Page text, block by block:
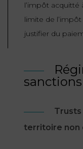
l’impôt acquitté
limite de
justifier du
sanctions
Trusts
territoire non